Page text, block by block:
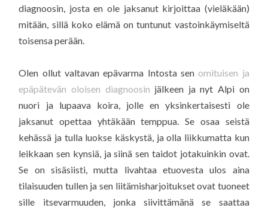
diagnoosin, josta en ole jaksanut kirjoittaa (vieläkään)
mitään, sillä koko elämä on tuntunut vastoinkäymiseltä
toisensa perään.
Olen ollut valtavan epävarma Intosta sen omituisen ja
epäpätevän oloisen diagnoosin jälkeen ja nyt Alpi on
nuori ja lupaava koira, jolle en yksinkertaisesti ole
jaksanut opettaa yhtäkään temppua. Se osaa seistä
kehässä ja tulla luokse käskystä, ja olla liikkumatta kun
leikkaan sen kynsiä, ja siinä sen taidot jotakuinkin ovat.
Se on sisäsiisti, mutta livahtaa etuovesta ulos aina
tilaisuuden tullen ja sen liitämisharjoitukset ovat tuoneet
sille itsevarmuuden, jonka siivittämänä se saattaa